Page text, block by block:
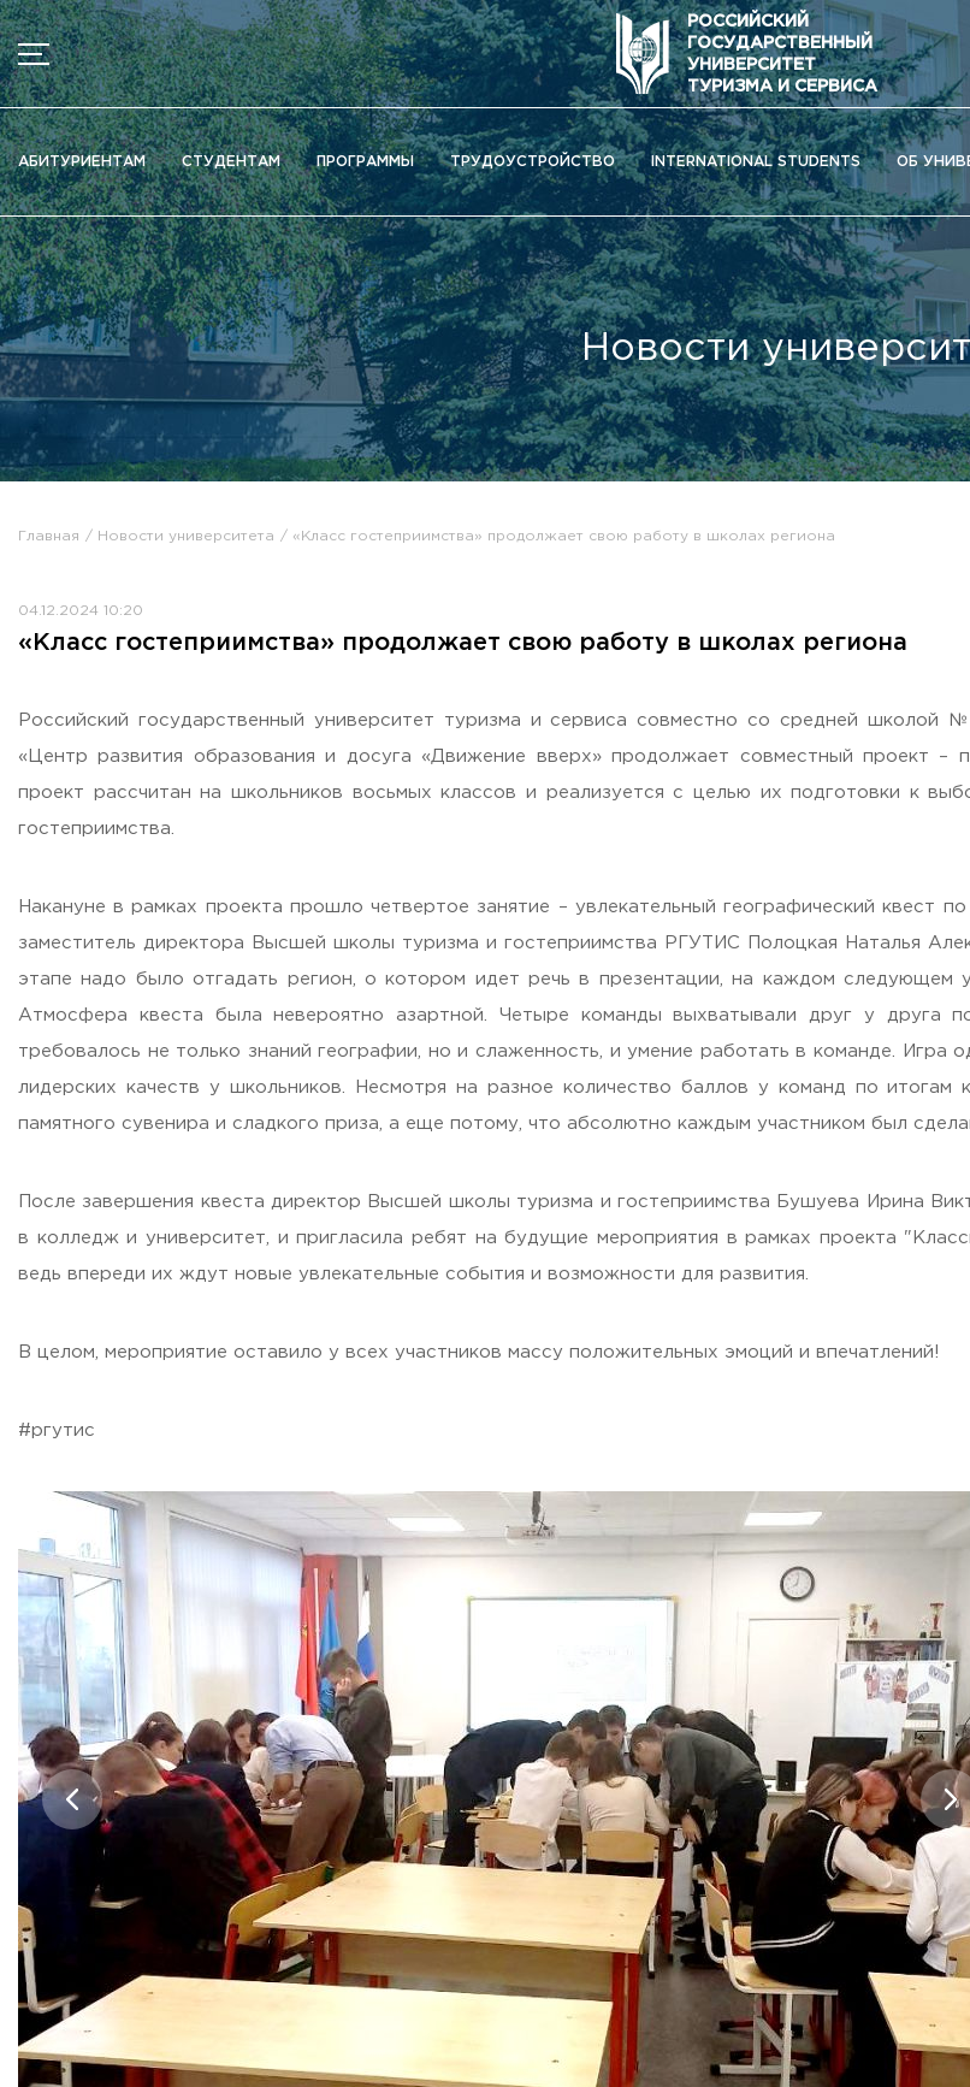
РОССИЙСКИЙ
ГОСУДАРСТВЕННЫЙ
УНИВЕРСИТЕТ
ТУРИЗМА И СЕРВИСА
АБИТУРИЕНТАМ СТУДЕНТАМ ПРОГРАММЫ ТРУДОУСТРОЙСТВО INTERNATIONAL STUDENTS ОБ
МЕНЮ
Новости
Объявления
Документы
Сведения об образовательной организации
Официально о приёме
Научная деятельность
Высшие школы / Институты / Департаменты
Дополнительное образование
Федеральный ресурсный центр
Вакантные места для приема (перевода)
Жилищно-коммунальное хозяйство
Визово-регистрационное сопровождение иностранных граждан
Партнерские проекты
Олимпиады
Фирменный стиль
I Международный туристско-образовательный конгресс «Гостеприимная Россия»
Молодежный фестиваль культурного туризма «КульTURа»
XXX-я Международная научно-практическая конференция «Наука – Сервису»
Антимонопольный комплаенс
Бесплатная юридическая помощь
Филиал ФГБОУ ВО «РГУТИС» в г. Подольске
141221, Московская обл.,Городской округ Пушкинский, пгт. Черкизово, ул. Главная, 99
+7 (495) 940 83 00
ГРАФИК И РЕЖИМ РАБОТЫ
пн-чт: с 09:00 до 18:00;
пт: с 09:00 до 16:45;
сб-вс: выходной
Приемная комиссия
пн-пт: с 10:00 до 17:00;
сб: с 10:00 до 15:30;
вс: выходной.
Новости
Главная Новости университета «Класс гостеприимства» продолжает свою работу в школах региона
04.12.2024 10:20
«Класс гостеприимства» продолжает свою работу в школах региона
Российский государственный университет туризма и сервиса совместно со средней
«Центр развития образования и досуга «Движение вверх» продолжает совместный проект –
проект рассчитан на школьников восьмых классов и реализуется с целью их подготовки к
гостеприимства.
Накануне в рамках проекта прошло четвертое занятие – увлекательный географический квест
заместитель директора Высшей школы туризма и гостеприимства РГУТИС Полоцкая Наталья
этапе надо было отгадать регион, о котором идет речь в презентации, на каждом следующем
Атмосфера квеста была невероятно азартной. Четыре команды выхватывали друг у друга
требовалось не только знаний географии, но и слаженность, и умение работать в команде. Игра
лидерских качеств у школьников. Несмотря на разное количество баллов у команд по
памятного сувенира и сладкого приза, а еще потому, что абсолютно каждым участником был
После завершения квеста директор Высшей школы туризма и гостеприимства Бушуева Ирина
в колледж и университет, и пригласила ребят на будущие мероприятия в рамках проекта
ведь впереди их ждут новые увлекательные события и возможности для развития.
В целом, мероприятие оставило у всех участников массу положительных эмоций и впечатлений!
#ргутис